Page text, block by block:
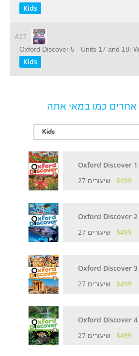
Kids
#27
Oxford Discover 5 - Units 17 and 18:
Kids
Oxford Discover 1
$499
Oxford Discover 2
$499
Oxford Discover 3
$499
Oxford Discover 4
$499